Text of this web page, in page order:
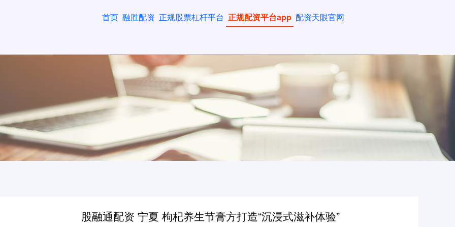
首页 融胜配资 正规股票杠杆平台 正规配资平台app 配资天眼官网
股融通配资 宁夏 枸杞养生节膏方打造“沉浸式滋补体验”